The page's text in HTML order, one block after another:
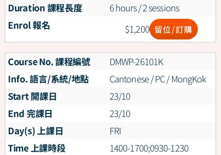
Duration 課程長度
6 hours / 2 sessions
Enrol 報名
$1,200 留位/訂購
Course No. 課程編號
DMWP-26101K
Info. 語言/系統/地點
Cantonese / PC / MongKok
Start 開課日
23/10
End 完課日
23/10
Day(s) 上課日
FRI
Time 上課時段
1400-1700;0930-1230